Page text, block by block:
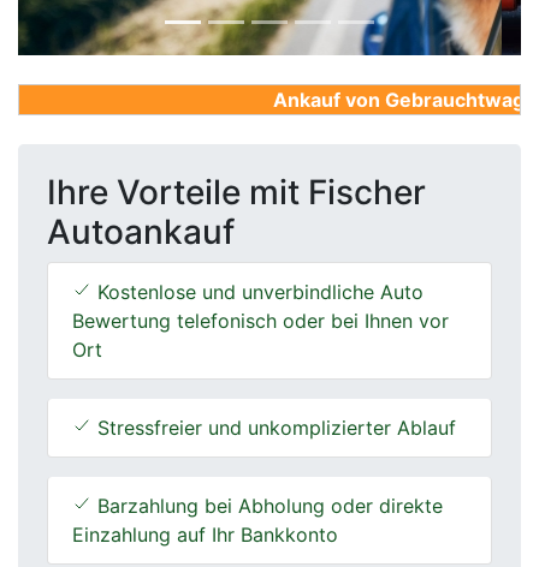
Ankauf von
Ihre Vorteile mit Fischer
Autoankauf
Kostenlose und unverbindliche Auto
Bewertung telefonisch oder bei Ihnen vor
Ort
Stressfreier und unkomplizierter Ablauf
Barzahlung bei Abholung oder direkte
Einzahlung auf Ihr Bankkonto